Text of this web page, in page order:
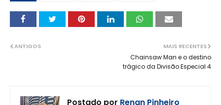
MAIS RECENTES
Chainsaw Man e o destino
trágico da Divisão Especial 4
ANTIGOS
Postado por Renan Pinheiro